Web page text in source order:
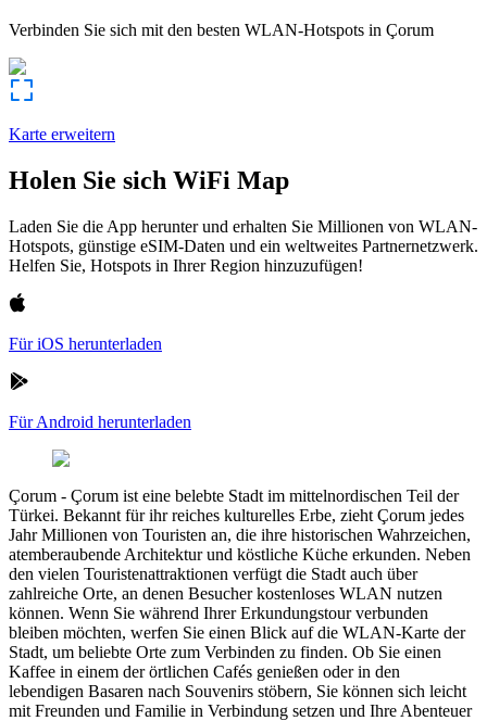
Verbinden Sie sich mit den besten WLAN-Hotspots in Çorum
Karte erweitern
Holen Sie sich WiFi Map
Laden Sie die App herunter und erhalten Sie Millionen von WLAN-
Hotspots, günstige eSIM-Daten und ein weltweites Partnernetzwerk.
Helfen Sie, Hotspots in Ihrer Region hinzuzufügen!
Für iOS herunterladen
Für Android herunterladen
Çorum - Çorum ist eine belebte Stadt im mittelnordischen Teil der
Türkei. Bekannt für ihr reiches kulturelles Erbe, zieht Çorum jedes
Jahr Millionen von Touristen an, die ihre historischen Wahrzeichen,
atemberaubende Architektur und köstliche Küche erkunden. Neben
den vielen Touristenattraktionen verfügt die Stadt auch über
zahlreiche Orte, an denen Besucher kostenloses WLAN nutzen
können. Wenn Sie während Ihrer Erkundungstour verbunden
bleiben möchten, werfen Sie einen Blick auf die WLAN-Karte der
Stadt, um beliebte Orte zum Verbinden zu finden. Ob Sie einen
Kaffee in einem der örtlichen Cafés genießen oder in den
lebendigen Basaren nach Souvenirs stöbern, Sie können sich leicht
mit Freunden und Familie in Verbindung setzen und Ihre Abenteuer